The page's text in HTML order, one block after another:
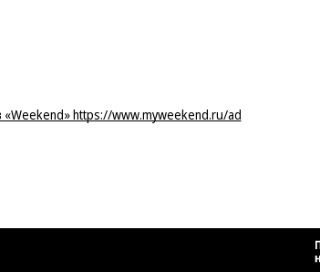
«Weekend» https://www.myweekend.ru/ad